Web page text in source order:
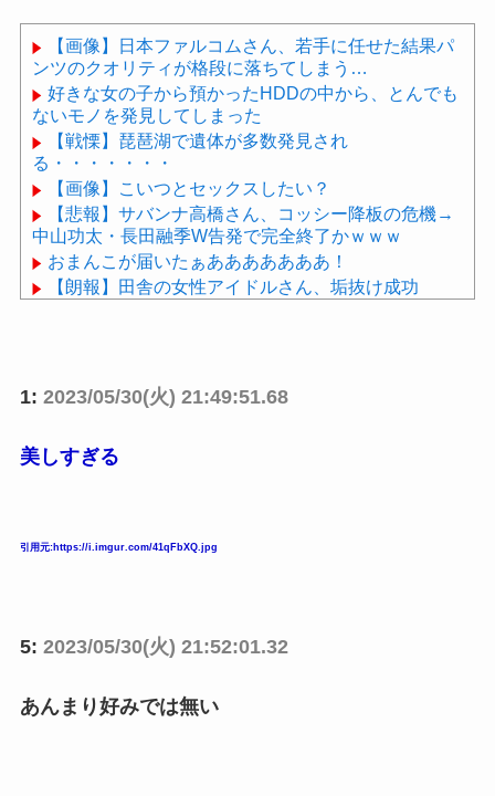
【画像】日本ファルコムさん、若手に任せた結果パ
ンツのクオリティが格段に落ちてしまう…
好きな女の子から預かったHDDの中から、とんでも
ないモノを発見してしまった
【戦慄】琵琶湖で遺体が多数発見され
る・・・・・・・
【画像】こいつとセックスしたい？
【悲報】サバンナ高橋さん、コッシー降板の危機→
中山功太・長田融季W告発で完全終了かｗｗｗ
おまんこが届いたぁあああああああ！
【朗報】田舎の女性アイドルさん、垢抜け成功
1: 2023/05/30(火) 21:49:51.68
美しすぎる
引用元:https://i.imgur.com/41qFbXQ.jpg
5: 2023/05/30(火) 21:52:01.32
あんまり好みでは無い